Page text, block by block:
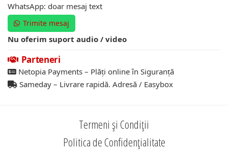
WhatsApp: doar mesaj text
Trimite mesaj
Nu oferim suport audio / video
Parteneri
Netopia Payments – Plăți online în Siguranță
Sameday – Livrare rapidă. Adresă / Easybox
Termeni și Condiții
Politica de Confidențialitate